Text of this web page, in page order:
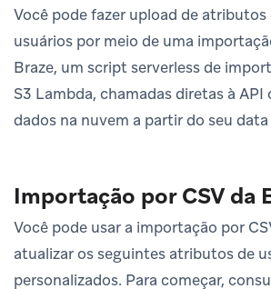
Você pode fazer upload de atributos
usuários por meio de uma
Braze, um script serverless de
S3 Lambda, chamadas diretas à
dados na nuvem a partir do seu
Importação por CSV da
Você pode usar a importação por
atualizar os seguintes atributos de
personalizados. Para começar,